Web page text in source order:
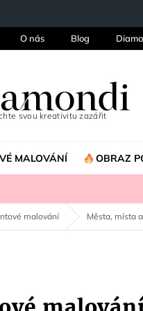
O nás Blog
MALOVÁNÍ OBRAZ
malování Města, místa